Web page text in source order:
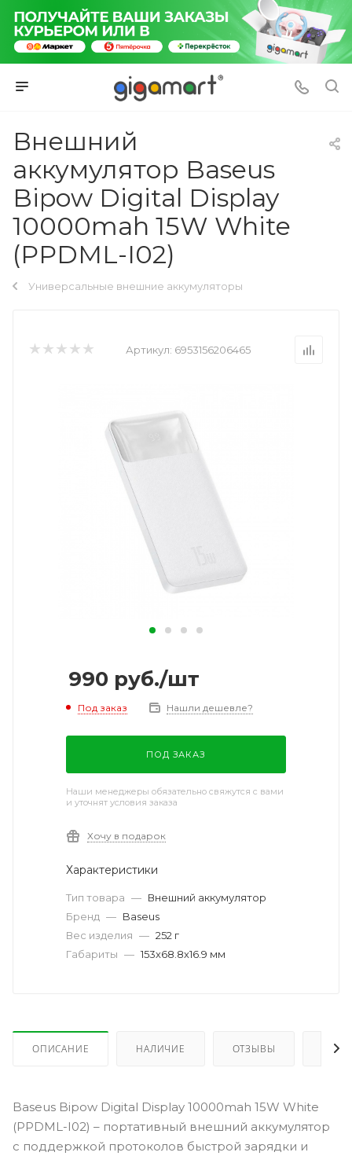
Внешний
аккумулятор Baseus
Bipow Digital Display
10000mah 15W White
(PPDML-I02)
Универсальные внешние аккумуляторы
Артикул: 6953156206465
990 руб./шт
Под заказ Нашли дешевле?
ПОД ЗАКАЗ
Наши менеджеры обязательно свяжутся с вами
и уточнят условия заказа
Хочу в подарок
Характеристики
Тип товара — Внешний аккумулятор
Бренд — Baseus
Вес изделия — 252 г
Габариты — 153х68.8х16.9 мм
ОПИСАНИЕ НАЛИЧИЕ ОТЗЫВЫ КАК
Baseus Bipow Digital Display 10000mah 15W White
(PPDML-I02) – портативный внешний аккумулятор
с поддержкой протоколов быстрой зарядки и